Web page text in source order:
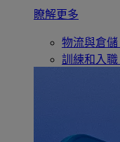
瞭解更多
物流與倉儲
訓練和入職